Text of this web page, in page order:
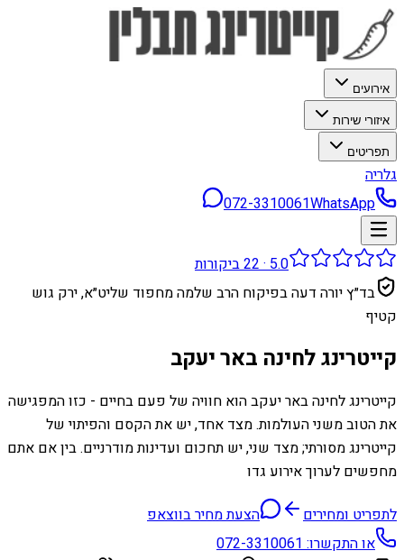
אירועים
איזורי שירות
תפריטים
גלריה
072-3310061WhatsApp
5.0
·
22ביקורות
בד״ץ יורה דעה בפיקוח הרב שלמה מחפוד שליט״א, ירק גוש
קטיף
קייטרינג לחינה באר יעקב
קייטרינג לחינה באר יעקב הוא חוויה של פעם בחיים - כזו המפגישה
את הטוב משני העולמות. מצד אחד, יש את הקסם והפיתוי של
קייטרינג מסורתי; מצד שני, יש תחכום ועדינות מודרניים. בין אם אתם
מחפשים לערוך אירוע גדו
לתפריט ומחירים
הצעת מחיר בווצאפ
או התקשרו:072-3310061